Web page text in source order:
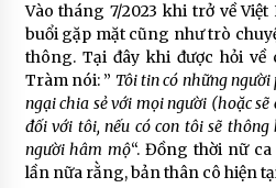
Vào tháng 7/2023 khi trở về
buổi gặp mặt cũng như trò
thông. Tại đây khi được hỏi về
Tràm nói: ” Tôi tin có những
ngại chia sẻ với mọi người (hoặc sẽ
đối với tôi, nếu có con tôi sẽ
người hâm mộ“. Đồng thời nữ
lần nữa rằng, bản thân cô hiện